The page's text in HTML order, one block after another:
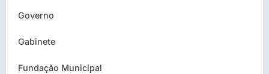
Governo
Gabinete
Fundação Municipal